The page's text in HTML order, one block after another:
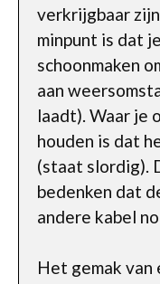
verkrijgbaar
minpunt is dat
schoonmaken
aan
laadt). Waar je
houden is dat
(staat slordig).
bedenken dat
andere kabel
Het gemak van